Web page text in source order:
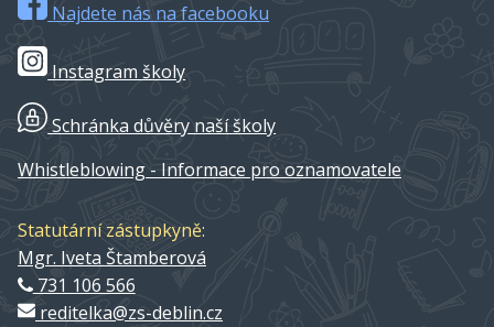
Najdete nás na facebooku
Instagram školy
Schránka důvěry naší školy
Whistleblowing - Informace pro oznamovatele
Statutární zástupkyně:
Mgr. Iveta Štamberová
731 106 566
reditelka@zs-deblin.cz